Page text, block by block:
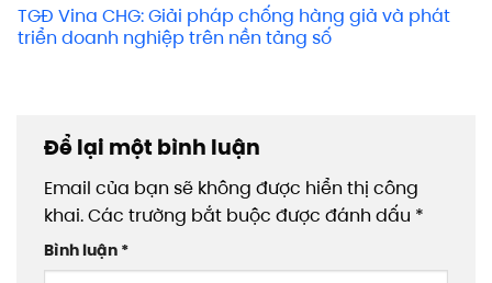
TGĐ Vina CHG: Giải pháp chống hàng giả và phát
triển doanh nghiệp trên nền tảng số
Để lại một bình luận
Email của bạn sẽ không được hiển thị công
khai.Các trường bắt buộc được đánh dấu *
Bình luận *